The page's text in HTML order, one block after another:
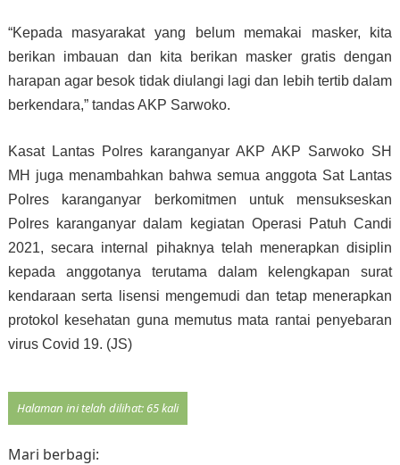
“Kepada masyarakat yang belum memakai masker, kita
berikan imbauan dan kita berikan masker gratis dengan
harapan agar besok tidak diulangi lagi dan lebih tertib dalam
berkendara,” tandas AKP Sarwoko.
Kasat Lantas Polres karanganyar AKP AKP Sarwoko SH
MH juga menambahkan bahwa semua anggota Sat Lantas
Polres karanganyar berkomitmen untuk mensukseskan
Polres karanganyar dalam kegiatan Operasi Patuh Candi
2021, secara internal pihaknya telah menerapkan disiplin
kepada anggotanya terutama dalam kelengkapan surat
kendaraan serta lisensi mengemudi dan tetap menerapkan
protokol kesehatan guna memutus mata rantai penyebaran
virus Covid 19. (JS)
Halaman ini telah dilihat: 65 kali
Mari berbagi: